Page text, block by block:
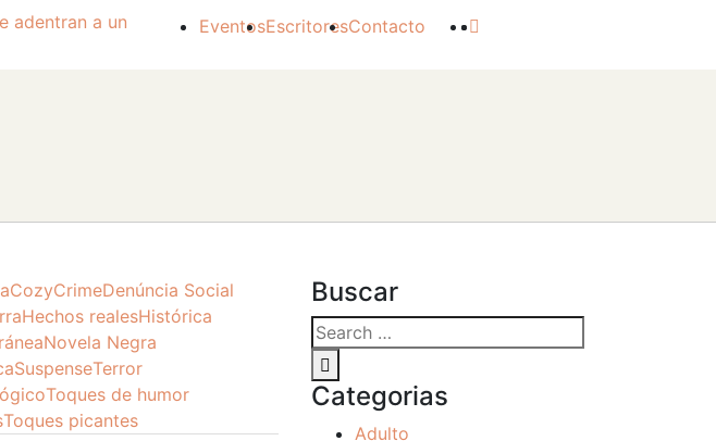
EventosEscritoresContacto
CozyCrimeDenúncia Social
Hechos realesHistórica
Novela Negra
SuspenseTerror
Toques de humor
Toques picantes
Buscar
Categorias
Adulto